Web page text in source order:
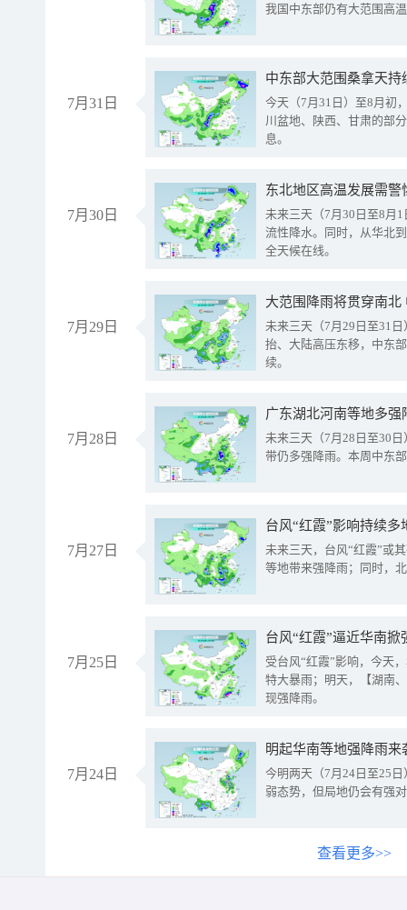
我国中东部仍有大范围高
7月31日
中东部大范围桑拿天
今天（7月31日）至8月初
川盆地、陕西、甘肃的部
息。
7月30日
东北地区高温发展需
未来三天（7月30日至8月
流性降水。同时，从华北
全天候在线。
7月29日
大范围降雨将贯穿南
未来三天（7月29日至31
抬、大陆高压东移，中东
续。
7月28日
广东湖北河南等地多
未来三天（7月28日至30
带仍多强降雨。本周中东
7月27日
台风“红霞”影响持续
未来三天，台风“红霞”或
等地带来强降雨；同时，
7月25日
台风“红霞”逼近华南
受台风“红霞”影响，今天
特大暴雨；明天，【湖南
现强降雨。
7月24日
明起华南等地强降雨
今明两天（7月24日至25
弱态势，但局地仍会有强
查看更多>>